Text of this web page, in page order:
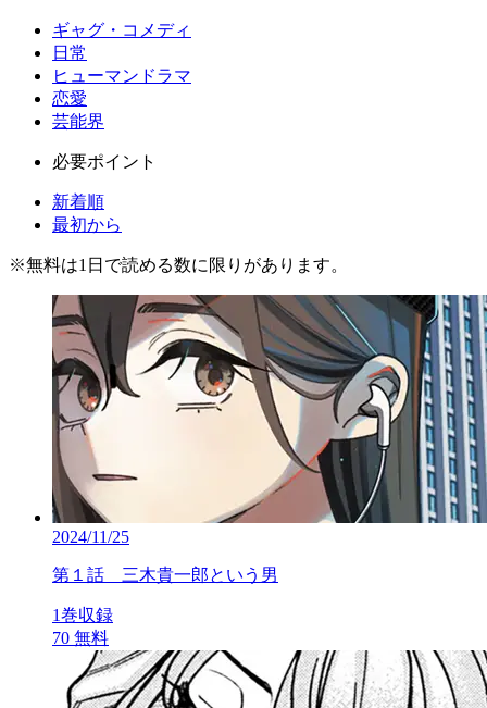
ギャグ・コメディ
日常
ヒューマンドラマ
恋愛
芸能界
必要ポイント
新着順
最初から
※無料は1日で読める数に限りがあります。
2024/11/25
第１話 三木貴一郎という男
1巻収録
70 無料